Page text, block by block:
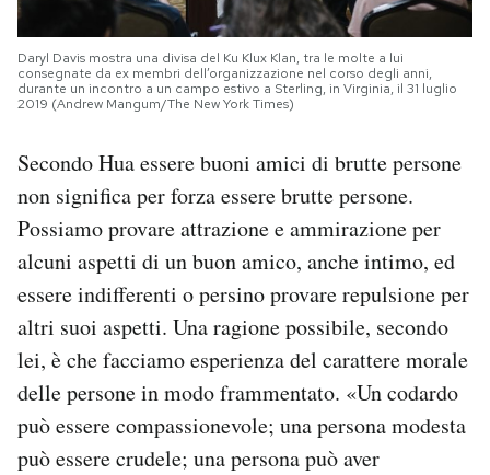
Daryl Davis mostra una divisa del Ku Klux Klan, tra le molte a lui
consegnate da ex membri dell’organizzazione nel corso degli anni,
durante un incontro a un campo estivo a Sterling, in Virginia, il 31 luglio
2019 (Andrew Mangum/The New York Times)
Secondo Hua essere buoni amici di brutte persone
non significa per forza essere brutte persone.
Possiamo provare attrazione e ammirazione per
alcuni aspetti di un buon amico, anche intimo, ed
essere indifferenti o persino provare repulsione per
altri suoi aspetti. Una ragione possibile, secondo
lei, è che facciamo esperienza del carattere morale
delle persone in modo frammentato. «Un codardo
può essere compassionevole; una persona modesta
può essere crudele; una persona può aver